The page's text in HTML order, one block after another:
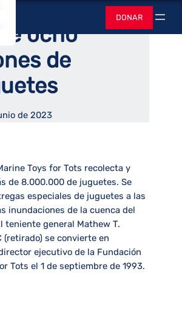
Juguetes
DONAR Buscar
distribuyó
ocho
de
de 2023
Toys for Tots recolecta y
de 8.000.000 de juguetes. Se
especiales de juguetes a las
inundaciones de la cuenca del
teniente general Mathew T.
(retirado) se convierte en
ejecutivo de la Fundación
Tots el 1 de septiembre de 1993.